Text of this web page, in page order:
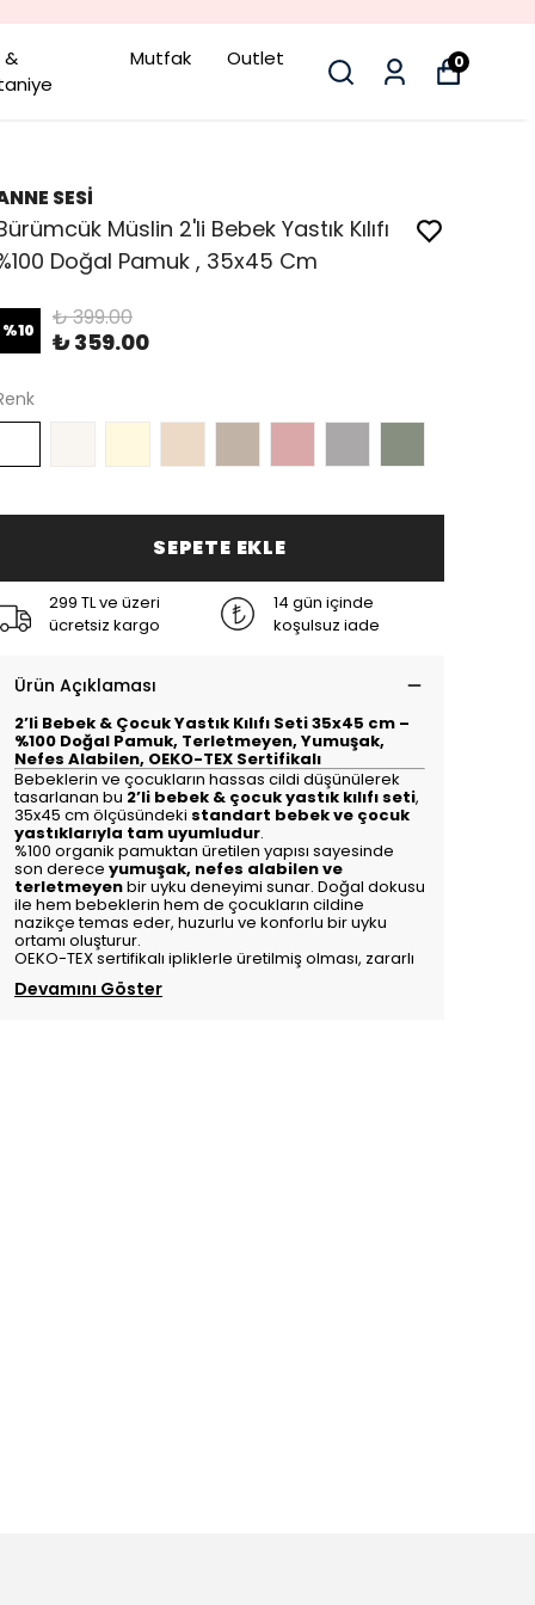
&
Mutfak Outlet 0
SESİ
Müslin 2'li Bebek Yastık Kılıfı
Doğal Pamuk , 35x45 Cm
%10 ₺ 399.00
₺ 359.00
SEPETE EKLE
299 TL ve üzeri
ücretsiz kargo
14 gün içinde
koşulsuz iade
Ürün Açıklaması
2’li Bebek & Çocuk Yastık Kılıfı Seti 35x45 cm –
%100 Doğal Pamuk, Terletmeyen, Yumuşak,
Nefes Alabilen, OEKO-TEX Sertifikalı
Bebeklerin ve çocukların hassas cildi düşünülerek
tasarlanan bu 2’li bebek & çocuk yastık kılıfı seti,
35x45 cm ölçüsündeki standart bebek ve çocuk
yastıklarıyla tam uyumludur.
%100 organik pamuktan üretilen yapısı sayesinde
son derece yumuşak, nefes alabilen ve
terletmeyenbir uyku deneyimi sunar. Doğal dokusu
ile hem bebeklerin hem de çocukların cildine
nazikçe temas eder, huzurlu ve konforlu bir uyku
ortamı oluşturur.
OEKO-TEX sertifikalı ipliklerle üretilmiş olması, zararlı
Devamını Göster